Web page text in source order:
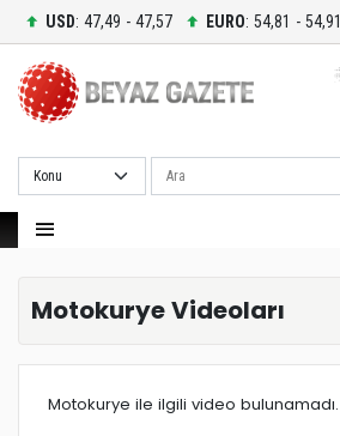
USD: 47,49 - 47,57 EURO: 54,81 - 54,91
Ara
Motokurye Videoları
Motokurye ile ilgili video bulunamadı.